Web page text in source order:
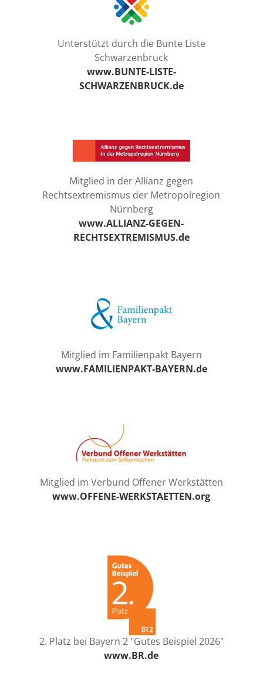
Unterstützt durch die Bunte Liste
Schwarzenbruck
www.BUNTE-LISTE-
SCHWARZENBRUCK.de
Mitglied in der Allianz gegen
Rechtsextremismus der Metropolregion
Nürnberg
www.ALLIANZ-GEGEN-
RECHTSEXTREMISMUS.de
Mitglied im Familienpakt Bayern
www.FAMILIENPAKT-BAYERN.de
Mitglied im Verbund Offener Werkstätten
www.OFFENE-WERKSTAETTEN.org
2. Platz bei Bayern 2 "Gutes Beispiel 2026"
www.BR.de